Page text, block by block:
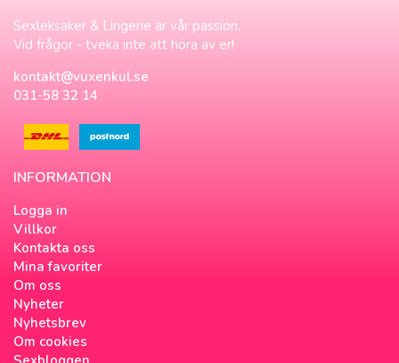
Sexleksaker & Lingerie är vår passion.
Vid frågor - tveka inte att höra av er!
kontakt@vuxenkul.se
031-58 32 14
INFORMATION
Logga in
Villkor
Kontakta oss
Mina favoriter
Om oss
Nyheter
Nyhetsbrev
Om cookies